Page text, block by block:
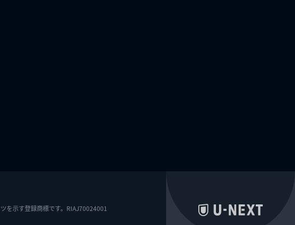
を示す登録商標です。RIAJ70024001